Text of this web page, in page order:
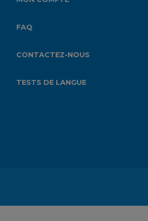
FAQ
CONTACTEZ-NOUS
TESTS DE LANGUE